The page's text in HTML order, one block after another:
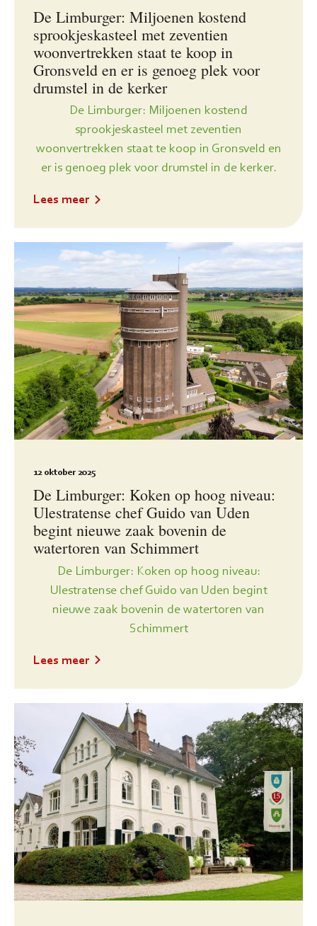
De Limburger: Miljoenen kostend
sprookjeskasteel met zeventien
woonvertrekken staat te koop in
Gronsveld en er is genoeg plek voor
drumstel in de kerker
De Limburger: Miljoenen kostend
sprookjeskasteel met zeventien
woonvertrekken staat te koop in Gronsveld en
er is genoeg plek voor drumstel in de kerker.
Lees meer
12 oktober 2025
De Limburger: Koken op hoog niveau:
Ulestratense chef Guido van Uden
begint nieuwe zaak bovenin de
watertoren van Schimmert
De Limburger: Koken op hoog niveau:
Ulestratense chef Guido van Uden begint
nieuwe zaak bovenin de watertoren van
Schimmert
Lees meer